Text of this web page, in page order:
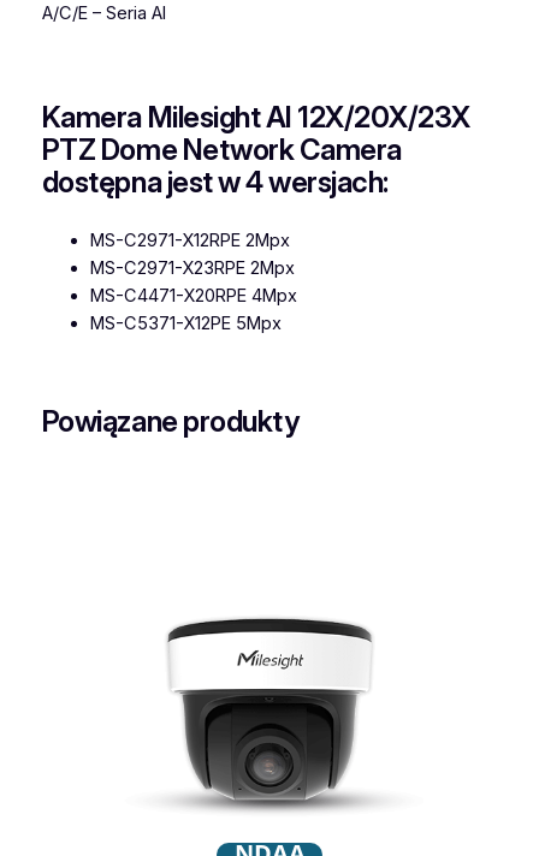
A/C/E – Seria AI
Kamera Milesight AI 12X/20X/23X
PTZ Dome Network Camera
dostępna jest w 4 wersjach:
MS-C2971-X12RPE 2Mpx
MS-C2971-X23RPE 2Mpx
MS-C4471-X20RPE 4Mpx
MS-C5371-X12PE 5Mpx
Powiązane produkty